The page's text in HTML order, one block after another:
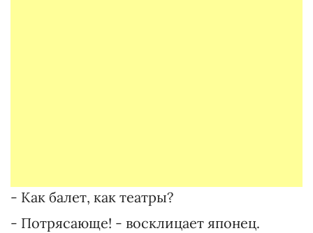
- Как балет, как театры?
- Потрясающе! - восклицает японец.